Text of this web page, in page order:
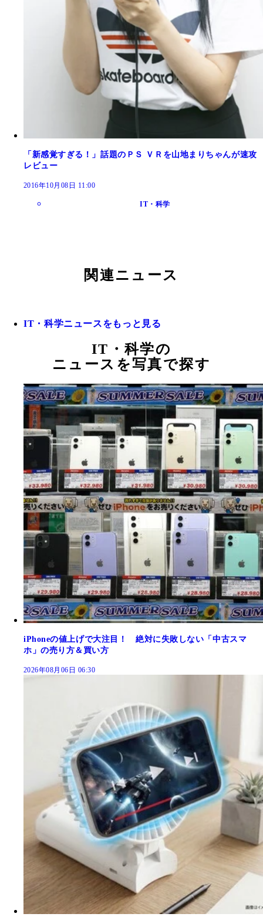
「新感覚すぎる！」話題のＰＳ ＶＲを山地まりちゃんが速攻
レビュー
2016年10月08日 11:00
IT・科学
関連ニュース
IT・科学ニュースをもっと見る
IT・科学の
ニュースを写真で探す
iPhoneの値上げで大注目！ 絶対に失敗しない「中古スマ
ホ」の売り方＆買い方
2026年08月06日 06:30